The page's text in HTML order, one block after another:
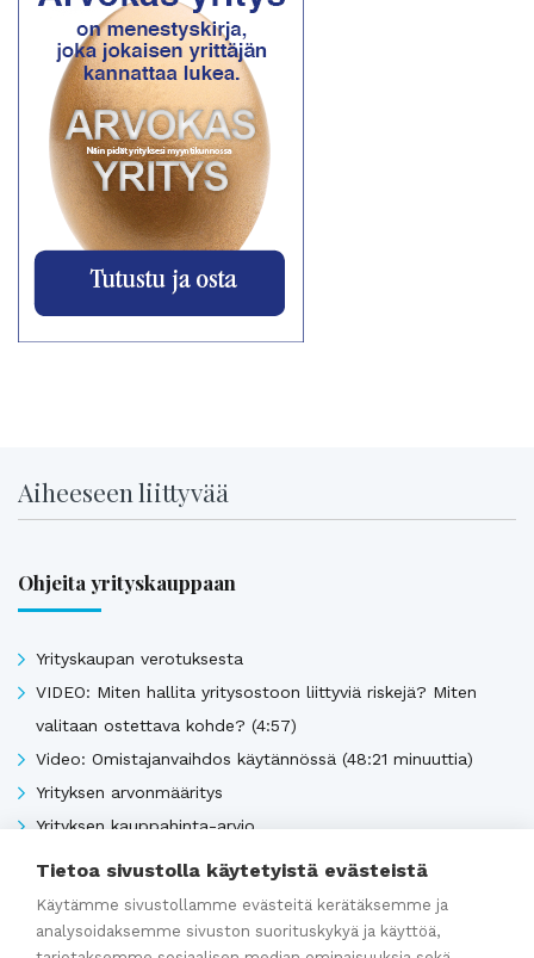
Aiheeseen liittyvää
Ohjeita yrityskauppaan
Yrityskaupan verotuksesta
VIDEO: Miten hallita yritysostoon liittyviä riskejä? Miten
valitaan ostettava kohde? (4:57)
Video: Omistajanvaihdos käytännössä (48:21 minuuttia)
Yrityksen arvonmääritys
Yrityksen kauppahinta-arvio
Katso kaikki
Tietoa sivustolla käytetyistä evästeistä
Käytämme sivustollamme evästeitä kerätäksemme ja
analysoidaksemme sivuston suorituskykyä ja käyttöä,